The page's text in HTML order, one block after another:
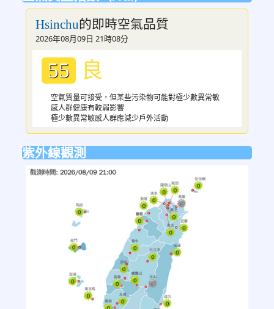
Hsinchu的即時空氣品質
2026年08月09日 21時08分
55 良
空氣質量可接受，但某些污染物可能對極少數異常敏
感人群健康有較弱影響
極少數異常敏感人群應減少戶外活動
紫外線觀測